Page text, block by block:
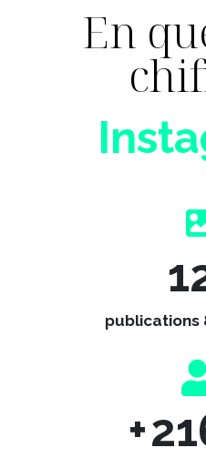
En
publications
+